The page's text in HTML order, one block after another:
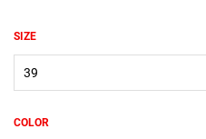
SIZE
COLOR